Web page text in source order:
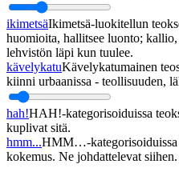
ikimetsäIkimetsä-luokitellun
huomioita, hallitsee luonto;
lehvistön läpi kun tuulee.
kävelykatuKävelykatumainen
kiinni urbaanissa - teollisuuden,
hah!HAH!-kategorisoiduissa
kuplivat sitä.
hmm...HMM…-kategorisoiduissa
kokemus. Ne johdattelevat siihen.